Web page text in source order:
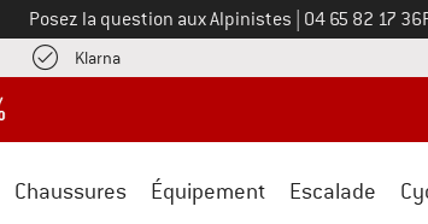
Posez la question aux Alpinistes Appelez-nous
04 65 82 17 36
KlarnaTrouve les informations de paiement ici !
Chaussures Équipement Escalade